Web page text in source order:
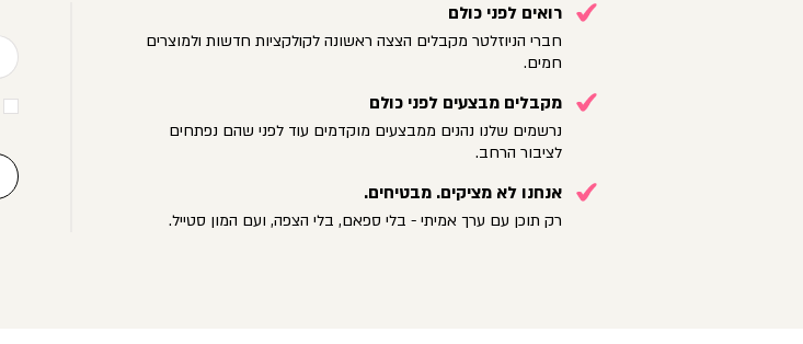
רואים לפני כולם
חברי הניוזלטר מקבלים הצצה ראשונה לקולקציות חדשות ולמוצרים
חמים.
מקבלים מבצעים לפני כולם
נרשמים שלנו נהנים ממבצעים מוקדמים עוד לפני שהם נפתחים
לציבור הרחב.
אנחנו לא מציקים. מבטיחים.
רק תוכן עם ערך אמיתי - בלי ספאם, בלי הצפה, ועם המון סטייל.